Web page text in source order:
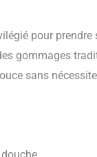
pour
gommages
sans